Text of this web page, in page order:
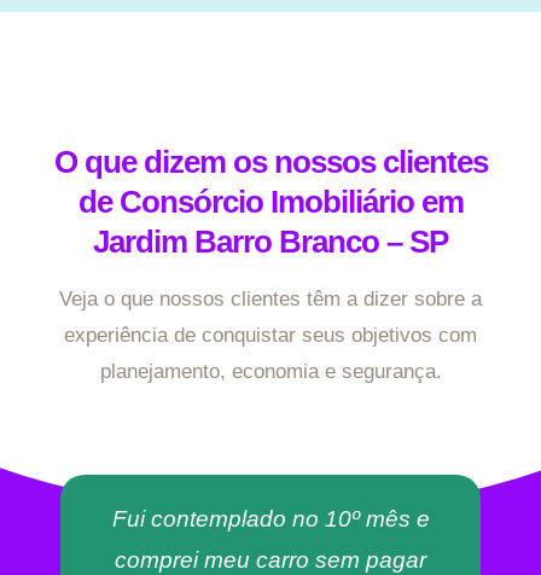
O que dizem os nossos clientes
de Consórcio Imobiliário em
Jardim Barro Branco – SP
Veja o que nossos clientes têm a dizer sobre a
experiência de conquistar seus objetivos com
planejamento, economia e segurança.
Fui contemplado no 10º mês e
comprei meu carro sem pagar